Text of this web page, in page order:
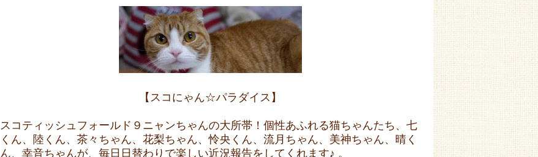
【スコにゃん☆パラダイス】
スコティッシュフォールド９ニャンちゃんの大所帯！個性あふれる猫ちゃんたち、七
くん、陸くん、茶々ちゃん、花梨ちゃん、怜央くん、流月ちゃん、美神ちゃん、晴く
ん、幸音ちゃんが、毎日日替わりで楽しい近況報告をしてくれます♪ 。